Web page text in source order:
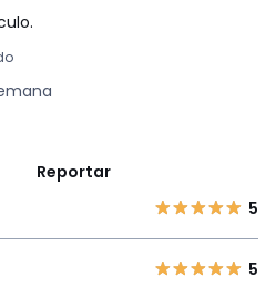
Reportar
5
5